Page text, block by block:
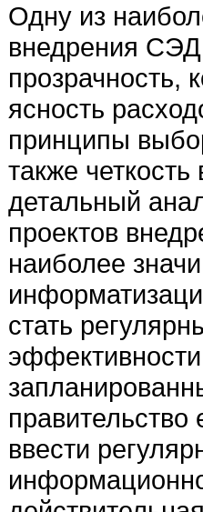
Одну из
внедрения
прозрачность,
ясность
принципы
также
детальный
проектов
наиболее
стать
ввести